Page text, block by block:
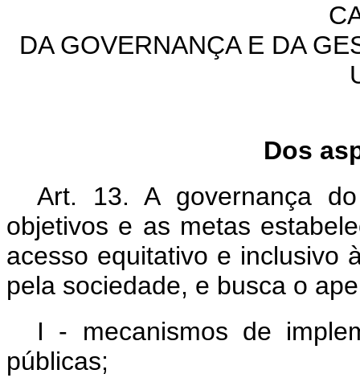
DA GOVERNANÇA E DA
Dos
Art. 13. A governança
objetivos e as metas
acesso equitativo e inclusivo
pela sociedade, e busca o
I - mecanismos de
públicas;